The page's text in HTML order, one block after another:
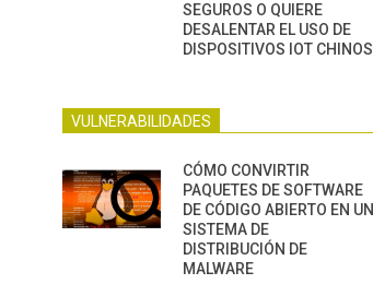
SEGUROS O QUIERE
DESALENTAR EL USO DE
DISPOSITIVOS IOT CHINOS
VULNERABILIDADES
CÓMO CONVIRTIR
PAQUETES DE SOFTWARE
DE CÓDIGO ABIERTO EN UN
SISTEMA DE
DISTRIBUCIÓN DE
MALWARE